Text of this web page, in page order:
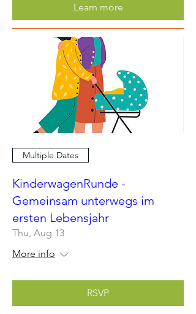
Learn more
Multiple Dates
KinderwagenRunde -
Gemeinsam unterwegs im
ersten Lebensjahr
Thu, Aug 13
More info
RSVP